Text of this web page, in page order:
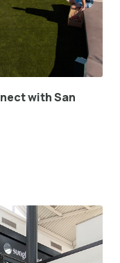
with San